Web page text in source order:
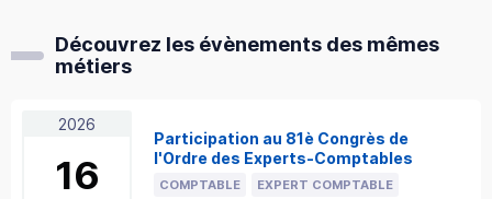
Découvrez les évènements des mêmes
métiers
2026
16
Participation au 81è Congrès de
l'Ordre des Experts-Comptables
COMPTABLE
EXPERT COMPTABLE